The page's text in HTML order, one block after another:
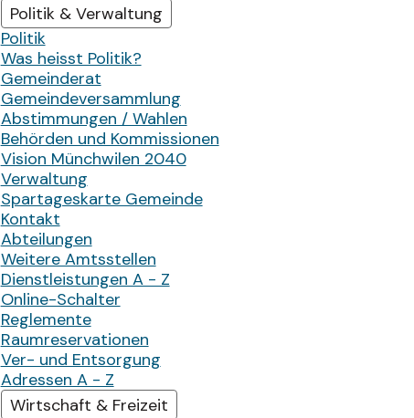
Politik & Verwaltung
Politik
Was heisst Politik?
Gemeinderat
Gemeindeversammlung
Abstimmungen / Wahlen
Behörden und Kommissionen
Vision Münchwilen 2040
Verwaltung
Spartageskarte Gemeinde
Kontakt
Abteilungen
Weitere Amtsstellen
Dienstleistungen A - Z
Online-Schalter
Reglemente
Raumreservationen
Ver- und Entsorgung
Adressen A - Z
Wirtschaft & Freizeit